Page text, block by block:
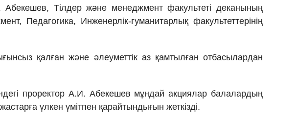
Абекешев, Тілдер және менеджмент факультеті деканының
Педагогика, Инженерлік-гуманитарлық факультеттерінің
қалған және әлеуметтік аз қамтылған отбасылардан
проректор А.И. Абекешев мұндай акциялар балалардың
үлкен үмітпен қарайтындығын жеткізді.